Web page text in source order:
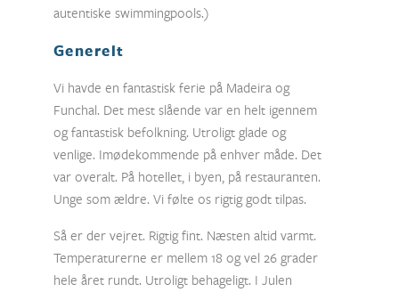
autentiske swimmingpools.)
Generelt
Vi havde en fantastisk ferie på Madeira og
Funchal. Det mest slående var en helt igennem
og fantastisk befolkning. Utroligt glade og
venlige. Imødekommende på enhver måde. Det
var overalt. På hotellet, i byen, på restauranten.
Unge som ældre. Vi følte os rigtig godt tilpas.
Så er der vejret. Rigtig fint. Næsten altid varmt.
Temperaturerne er mellem 18 og vel 26 grader
hele året rundt. Utroligt behageligt. I Julen